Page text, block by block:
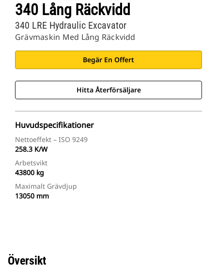
340 Lång Räckvidd
Grävmaskin Med Lång Räckvidd
340 LRE Hydraulic Excavator
Begär En Offert
Hitta Återförsäljare
Huvudspecifikationer
Nettoeffekt – ISO 9249
258.3 K/W
Arbetsvikt
43800 kg
Maximalt Grävdjup
13050 mm
Översikt